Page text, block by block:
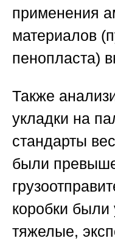
применения
материалов
пенопласта)
Также
укладки на
стандарты
были
коробки
тяжелые,